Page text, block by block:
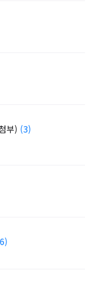
부) (3)